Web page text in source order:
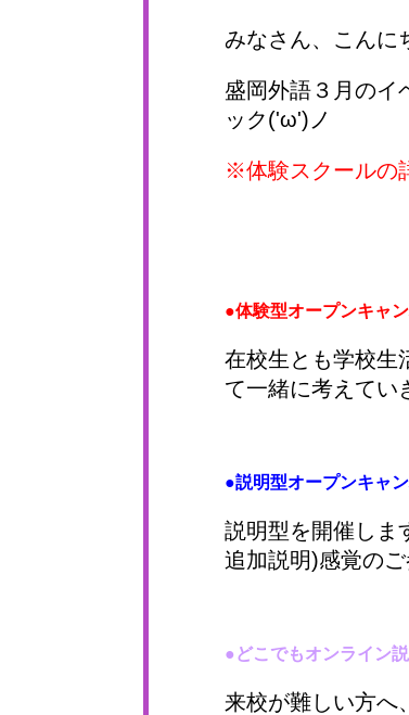
みなさん、こんに
盛岡外語３月のイ
ック('ω')ノ
※体験スクールの
●体験型オープンキャ
在校生とも学校生
て一緒に考えてい
●説明型オープンキャ
説明型を開催しま
追加説明)感覚の
●どこでもオンライン
来校が難しい方へ